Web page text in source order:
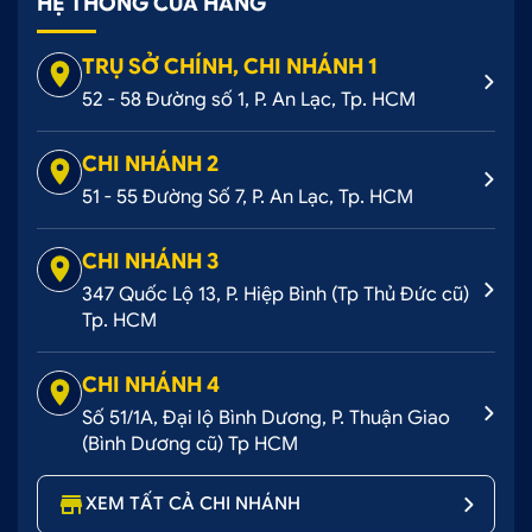
nhanh trong ngày.
Dán decal đổi màu hoàn toàn không làm ảnh hưởng
đến lớp sơn zin của xe
Hoàng Kim
TRỤ SỞ CHÍNH, CHI NHÁNH 1
52 - 58 Đường số 1, P. An Lạc, Tp. HCM
CHI NHÁNH 2
51 - 55 Đường Số 7, P. An Lạc, Tp. HCM
CHI NHÁNH 3
347 Quốc Lộ 13, P. Hiệp Bình (Tp Thủ Đức cũ)
Tp. HCM
CHI NHÁNH 4
Số 51/1A, Đại lộ Bình Dương, P. Thuận Giao
(Bình Dương cũ) Tp HCM
XEM TẤT CẢ CHI NHÁNH